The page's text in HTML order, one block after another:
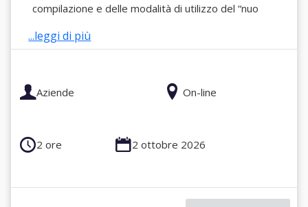
compilazione e delle modalità di utilizzo del “nuo
...leggi di più
Aziende On-line
2 ore 2 ottobre 2026